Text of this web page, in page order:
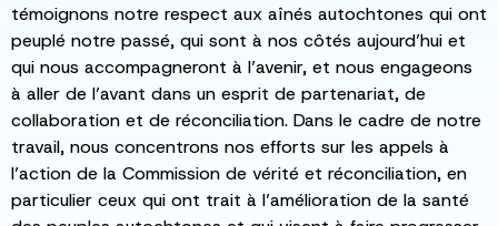
témoignons notre respect aux aînés autochtones qui ont
peuplé notre passé, qui sont à nos côtés aujourd’hui et
qui nous accompagneront à l’avenir, et nous engageons
à aller de l’avant dans un esprit de partenariat, de
collaboration et de réconciliation. Dans le cadre de notre
travail, nous concentrons nos efforts sur les appels à
l’action de la Commission de vérité et réconciliation, en
particulier ceux qui ont trait à l’amélioration de la santé